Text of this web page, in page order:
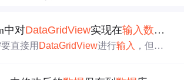
中对DataGridView实现在输入数据
直接用 DataGridView进行输入 ，但是